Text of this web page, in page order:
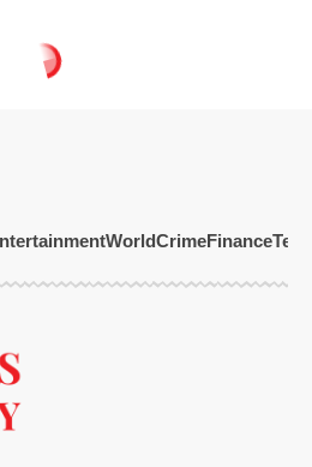
WorldCrimeFinance